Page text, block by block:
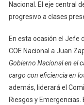
Nacional. El eje central
progresivo a clases
En esta ocasión el Jefe
COE Nacional a Juan
Gobierno Nacional en el
cargo con eficiencia en
además, liderará el
Riesgos y